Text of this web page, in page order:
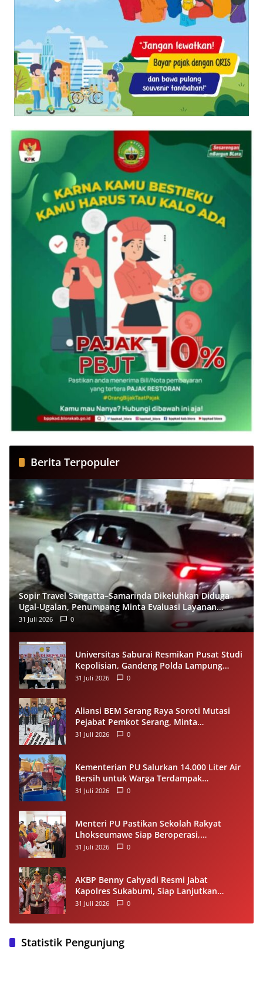
Berita Terpopuler
Sopir Travel Sangatta–Samarinda Dikeluhkan Diduga
Ugal-Ugalan, Penumpang Minta Evaluasi Layanan
Almeera
31 Juli 2026 0
Universitas Saburai Resmikan Pusat Studi
Kepolisian, Gandeng Polda Lampung
Perkuat Riset dan Pelayanan Publik
31 Juli 2026 0
Aliansi BEM Serang Raya Soroti Mutasi
Pejabat Pemkot Serang, Minta
Penempatan Jabatan Berbasis
31 Juli 2026 0
Kementerian PU Salurkan 14.000 Liter Air
Bersih untuk Warga Terdampak
Kekeringan di Seram Bagian Timur
31 Juli 2026 0
Menteri PU Pastikan Sekolah Rakyat
Lhokseumawe Siap Beroperasi,
Dilengkapi Asrama hingga Laptop Gratis
31 Juli 2026 0
AKBP Benny Cahyadi Resmi Jabat
Kapolres Sukabumi, Siap Lanjutkan
Program dan Perkuat Pelayanan
31 Juli 2026 0
Statistik Pengunjung